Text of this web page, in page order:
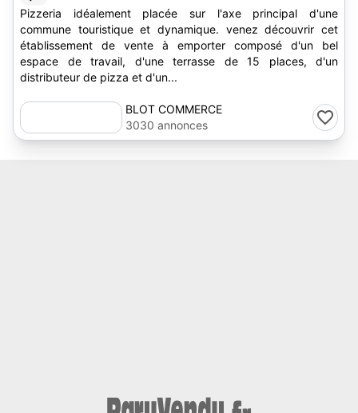
Pizzeria idéalement placée sur l'axe principal d'une
commune touristique et dynamique. venez découvrir cet
établissement de vente à emporter composé d'un bel
espace de travail, d'une terrasse de 15 places, d'un
distributeur de pizza et d'un...
BLOT COMMERCE
3030 annonces